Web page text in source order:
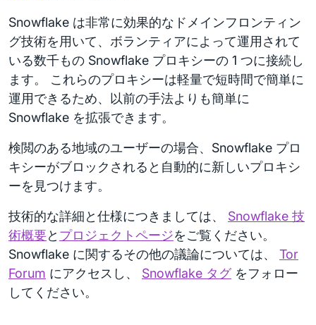
Snowflake は非常に効果的なドメインフロンティン
グ技術を用いて、ボランティアによって運用されて
いる数千もの Snowflake プロキシーの 1 つに接続し
ます。 これらのプロキシーは軽量で短時間で簡単に
運用できるため、以前の手法よりも簡単に
Snowflake を拡張できます。
検閲のある地域のユーザーの場合、Snowflake プロ
キシーがブロックされると自動的に新しいプロキシ
ーを見つけます。
技術的な詳細と仕様につきましては、 Snowflake 技
術概要と プロジェクトページをご覧ください。
Snowflake に関するその他の議論については、 Tor
Forum にアクセスし、 Snowflake タグをフォロー
してください。